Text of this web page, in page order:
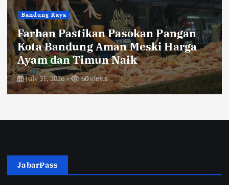
Bandung Raya
Farhan Pastikan Pasokan Pangan
Kota Bandung Aman Meski Harga
Ayam dan Timun Naik
July 31, 2026 60 views
JabarPass